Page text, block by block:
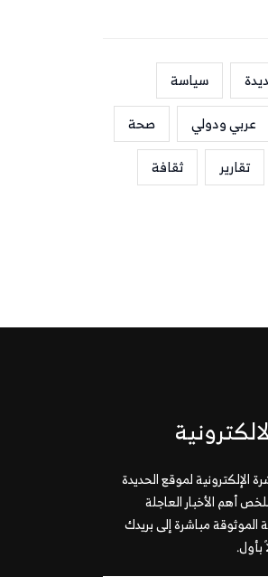
سياسة
عربي ودولي
صحة
تقارير ثقافة
الإلكترونية لموقع الحديدة
أهم الأخبار العاجلة
الموثوقة مباشرة إلى بريدك
بأول.